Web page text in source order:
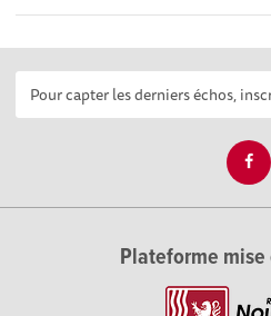
Plateforme